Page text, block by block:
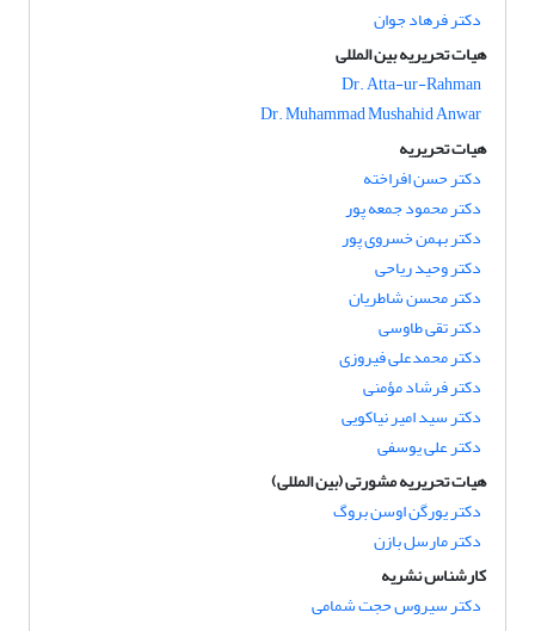
دکتر فرهاد جوان
هیات تحریریه بین المللی
Dr. Atta-ur-Rahman
Dr. Muhammad Mushahid Anwar
هیات تحریریه
دکتر حسن افراخته
دکتر محمود جمعه پور
دکتر بهمن خسروی پور
دکتر وحید ریاحی
دکتر محسن شاطریان
دکتر تقی طاوسی
دکتر محمدعلی فیروزی
دکتر فرشاد مؤمنی
دکتر سید امیر نیاکویی
دکتر علی یوسفی
هیات تحریریه مشورتی (بین المللی)
دکتر یورگن اوسن بروگ
دکتر مارسل بازن
کارشناس نشریه
دکتر سیروس حجت شمامی